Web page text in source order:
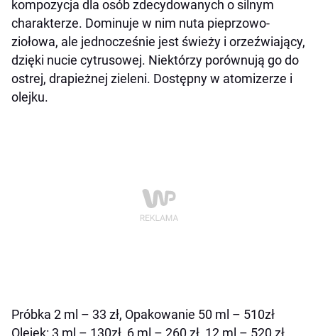
kompozycja dla osób zdecydowanych o silnym
charakterze. Dominuje w nim nuta pieprzowo-
ziołowa, ale jednocześnie jest świeży i orzeźwiający,
dzięki nucie cytrusowej. Niektórzy porównują go do
ostrej, drapieżnej zieleni. Dostępny w atomizerze i
olejku.
Próbka 2 ml – 33 zł, Opakowanie 50 ml – 510zł
Olejek: 3 ml – 130zł, 6 ml – 260 zł, 12 ml – 520 zł